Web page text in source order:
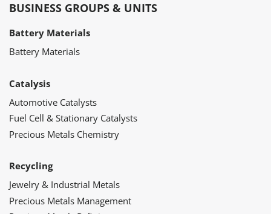
BUSINESS GROUPS & UNITS
Battery Materials
Battery Materials
Catalysis
Automotive Catalysts
Fuel Cell & Stationary Catalysts
Precious Metals Chemistry
Recycling
Jewelry & Industrial Metals
Precious Metals Management